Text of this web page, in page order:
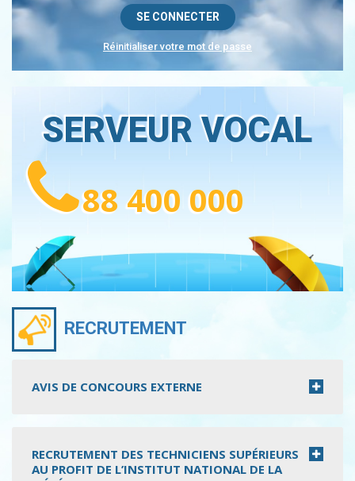
Réinitialiser votre mot de passe
SERVEUR VOCAL
88 400 000
RECRUTEMENT
AVIS DE CONCOURS EXTERNE
RECRUTEMENT DES TECHNICIENS SUPÉRIEURS
AU PROFIT DE L’INSTITUT NATIONAL DE LA